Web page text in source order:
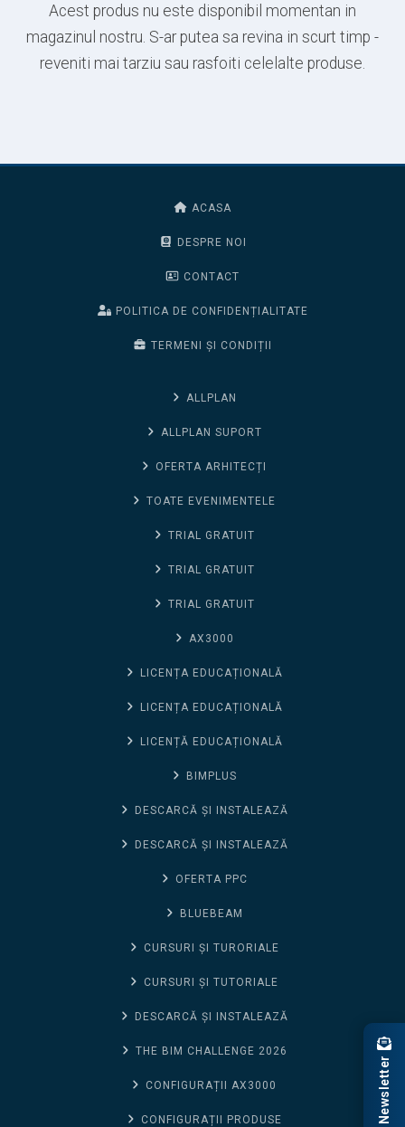
Acest produs nu este disponibil momentan in
magazinul nostru. S-ar putea sa revina in scurt timp -
reveniti mai tarziu sau rasfoiti celelalte produse.
ACASA
DESPRE NOI
CONTACT
POLITICA DE CONFIDENȚIALITATE
TERMENI ȘI CONDIȚII
ALLPLAN
ALLPLAN SUPORT
OFERTA ARHITECȚI
TOATE EVENIMENTELE
TRIAL GRATUIT
TRIAL GRATUIT
TRIAL GRATUIT
AX3000
LICENȚA EDUCAȚIONALĂ
LICENȚA EDUCAȚIONALĂ
LICENȚĂ EDUCAȚIONALĂ
BIMPLUS
DESCARCĂ ȘI INSTALEAZĂ
DESCARCĂ ȘI INSTALEAZĂ
OFERTA PPC
BLUEBEAM
CURSURI ȘI TURORIALE
CURSURI ȘI TUTORIALE
DESCARCĂ ȘI INSTALEAZĂ
THE BIM CHALLENGE 2026
CONFIGURAȚII AX3000
CONFIGURAȚII PRODUSE Newsletter